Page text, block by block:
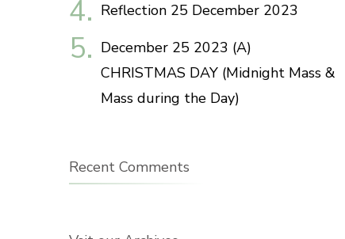
Reflection 25 December 2023
December 25 2023 (A)
CHRISTMAS DAY (Midnight Mass &
Mass during the Day)
Recent Comments